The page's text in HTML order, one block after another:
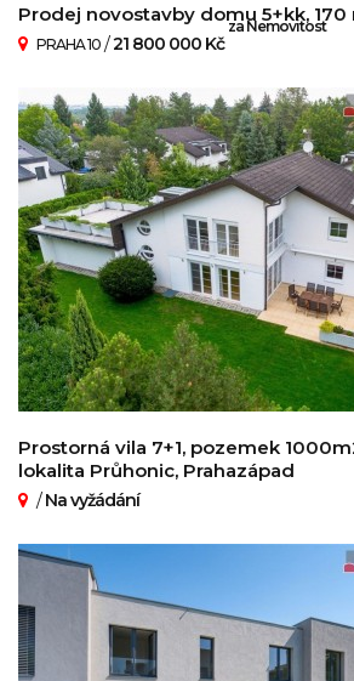
Prodej novostavby domu 5+kk, 170
PRAHA 10 /21 800 000 Kč
za Nemovitost
Prostorná vila 7+1, pozemek
lokalita Průhonic, Prahazápad
/Na vyžádání